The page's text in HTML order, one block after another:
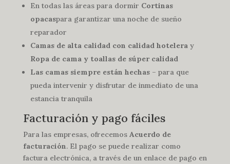
En todas las áreas para dormir Cortinas
opacaspara garantizar una noche de sueño
reparador
Camas de alta calidad con calidad hotelera y
Ropa de cama y toallas de súper calidad
Las camas siempre están hechas– para que
pueda intervenir y disfrutar de inmediato de una
estancia tranquila
Facturación y pago fáciles
Para las empresas, ofrecemos Acuerdo de
facturación. El pago se puede realizar como
factura electrónica, a través de un enlace de pago en